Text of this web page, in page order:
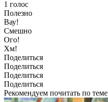
1 голос
Полезно
Вау!
Смешно
Ого!
Хм!
Поделиться
Поделиться
Поделиться
Поделиться
Рекомендуем почитать по теме